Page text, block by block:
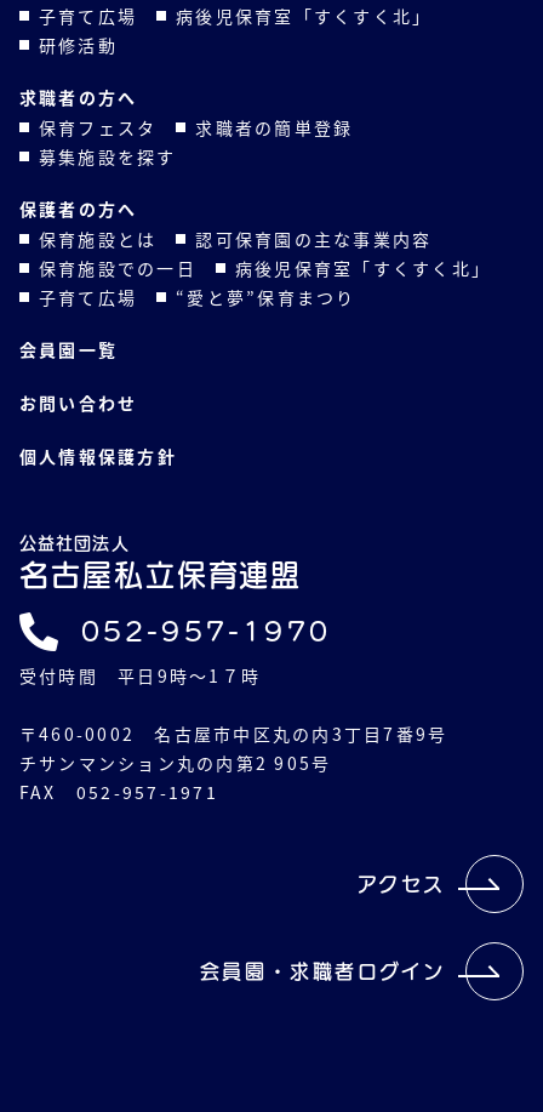
子育て広場
病後児保育室「すくすく北」
研修活動
求職者の方へ
保育フェスタ
求職者の簡単登録
募集施設を探す
保護者の方へ
保育施設とは
認可保育園の主な事業内容
保育施設での一日
病後児保育室「すくすく北」
子育て広場
“愛と夢”保育まつり
会員園一覧
お問い合わせ
個人情報保護方針
公益社団法人
名古屋私立保育連盟
052-957-1970
受付時間 平日9時～1７時
〒460-0002 名古屋市中区丸の内3丁目7番9号
チサンマンション丸の内第2 905号
FAX 052-957-1971
アクセス
会員園・求職者ログイン